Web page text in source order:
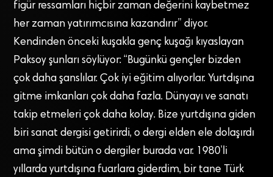
figür ressamları hiçbir zaman değerini kaybetmez
her zaman yatırımcısına kazandırır” diyor.
Kendinden önceki kuşakla genç kuşağı kıyaslayan
Paksoy şunları söylüyor: “Bugünkü gençler bizden
çok daha şanslılar. Çok iyi eğitim alıyorlar. Yurtdışına
gitme imkanları çok daha fazla. Dünyayı ve sanatı
takip etmeleri çok daha kolay. Bize yurtdışına giden
biri sanat dergisi getirirdi, o dergi elden ele dolaşırdı
ama şimdi bütün o dergiler burada var. 1980’li
yıllarda yurtdışına fuarlara giderdim, bir tane Türk